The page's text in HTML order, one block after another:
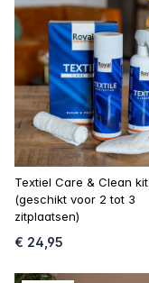
Textiel Care & Clean kit
(geschikt voor 2 tot 3
zitplaatsen)
€ 24,95